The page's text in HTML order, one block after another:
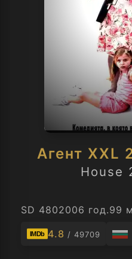
Агент XXL
House
SD 4802006 год.99
IMDb 4.8 / 49709